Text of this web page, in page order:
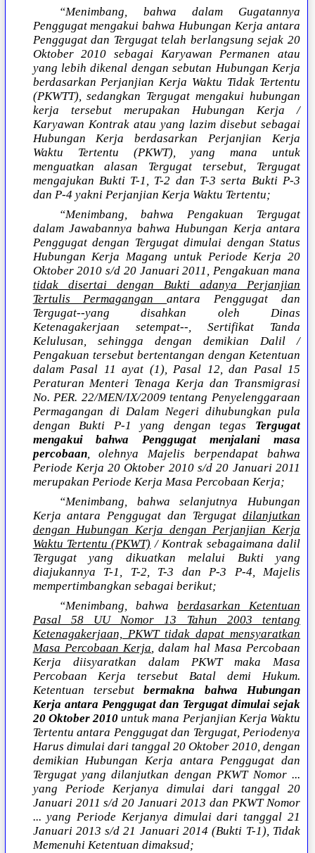
“Menimbang, bahwa dalam Gugatannya
Penggugat mengakui bahwa Hubungan Kerja antara
Penggugat dan Tergugat telah berlangsung sejak 20
Oktober 2010 sebagai Karyawan Permanen atau
yang lebih dikenal dengan sebutan Hubungan Kerja
berdasarkan Perjanjian Kerja Waktu Tidak Tertentu
(PKWTT), sedangkan Tergugat mengakui hubungan
kerja tersebut merupakan Hubungan Kerja /
Karyawan Kontrak atau yang lazim disebut sebagai
Hubungan Kerja berdasarkan Perjanjian Kerja
Waktu Tertentu (PKWT), yang mana untuk
menguatkan alasan Tergugat tersebut, Tergugat
mengajukan Bukti T-1, T-2 dan T-3 serta Bukti P-3
dan P-4 yakni Perjanjian Kerja Waktu Tertentu;
“Menimbang, bahwa Pengakuan Tergugat
dalam Jawabannya bahwa Hubungan Kerja antara
Penggugat dengan Tergugat dimulai dengan Status
Hubungan Kerja Magang untuk Periode Kerja 20
Oktober 2010 s/d 20 Januari 2011, Pengakuan mana
tidak disertai dengan Bukti adanya Perjanjian
Tertulis Permaganganantara Penggugat dan
Tergugat--yang disahkan oleh Dinas
Ketenagakerjaan setempat--, Sertifikat Tanda
Kelulusan, sehingga dengan demikian Dalil /
Pengakuan tersebut bertentangan dengan Ketentuan
dalam Pasal 11 ayat (1), Pasal 12, dan Pasal 15
Peraturan Menteri Tenaga Kerja dan Transmigrasi
No. PER. 22/MEN/IX/2009 tentang Penyelenggaraan
Permagangan di Dalam Negeri dihubungkan pula
dengan Bukti P-1 yang dengan tegas Tergugat
mengakui bahwa Penggugat menjalani masa
percobaan, olehnya Majelis berpendapat bahwa
Periode Kerja 20 Oktober 2010 s/d 20 Januari 2011
merupakan Periode Kerja Masa Percobaan Kerja;
“Menimbang, bahwa selanjutnya Hubungan
Kerja antara Penggugat dan Tergugat dilanjutkan
dengan Hubungan Kerja dengan Perjanjian Kerja
Waktu Tertentu (PKWT) / Kontrak sebagaimana dalil
Tergugat yang dikuatkan melalui Bukti yang
diajukannya T-1, T-2, T-3 dan P-3 P-4, Majelis
mempertimbangkan sebagai berikut;
“Menimbang, bahwaberdasarkan Ketentuan
Pasal 58 UU Nomor 13 Tahun 2003 tentang
Ketenagakerjaan, PKWT tidak dapat mensyaratkan
Masa Percobaan Kerja, dalam hal Masa Percobaan
Kerja diisyaratkan dalam PKWT maka Masa
Percobaan Kerja tersebut Batal demi Hukum.
Ketentuan tersebutbermakna bahwa Hubungan
Kerja antara Penggugat dan Tergugat dimulai sejak
20 Oktober 2010untuk mana Perjanjian Kerja Waktu
Tertentu antara Penggugat dan Tergugat, Periodenya
Harus dimulai dari tanggal 20 Oktober 2010, dengan
demikian Hubungan Kerja antara Penggugat dan
Tergugat yang dilanjutkan dengan PKWT Nomor ...
yang Periode Kerjanya dimulai dari tanggal 20
Januari 2011 s/d 20 Januari 2013 dan PKWT Nomor
... yang Periode Kerjanya dimulai dari tanggal 21
Januari 2013 s/d 21 Januari 2014 (Bukti T-1), Tidak
Memenuhi Ketentuan dimaksud;